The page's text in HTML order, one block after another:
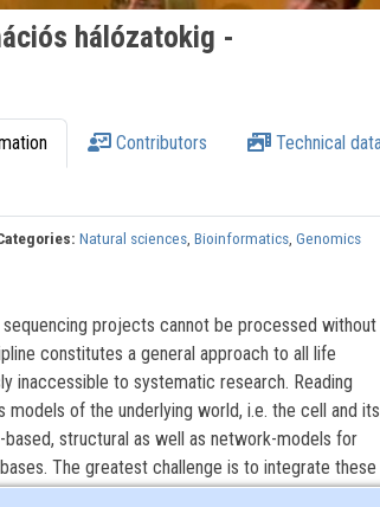
hálózatokig -
Contributors Technical
Natural sciences,Bioinformatics,Genomics
projects cannot be processed without
constitutes a general approach to all life
inaccessible to systematic research. Reading
of the underlying world, i.e. the cell and its
structural as well as network-models for
The greatest challenge is to integrate these